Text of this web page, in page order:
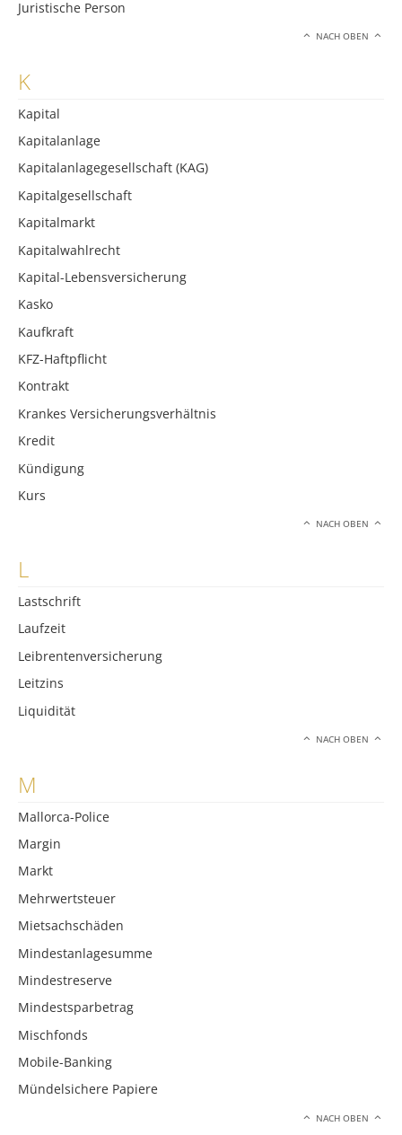
Juristische Person
NACH OBEN
K
Kapital
Kapitalanlage
Kapitalanlagegesellschaft (KAG)
Kapitalgesellschaft
Kapitalmarkt
Kapitalwahlrecht
Kapital-Lebensversicherung
Kasko
Kaufkraft
KFZ-Haftpflicht
Kontrakt
Krankes Versicherungsverhältnis
Kredit
Kündigung
Kurs
NACH OBEN
L
Lastschrift
Laufzeit
Leibrentenversicherung
Leitzins
Liquidität
NACH OBEN
M
Mallorca-Police
Margin
Markt
Mehrwertsteuer
Mietsachschäden
Mindestanlagesumme
Mindestreserve
Mindestsparbetrag
Mischfonds
Mobile-Banking
Mündelsichere Papiere
NACH OBEN